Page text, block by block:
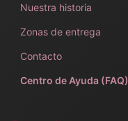
Nuestra historia
Zonas de entrega
Contacto
Centro de Ayuda (FAQ)